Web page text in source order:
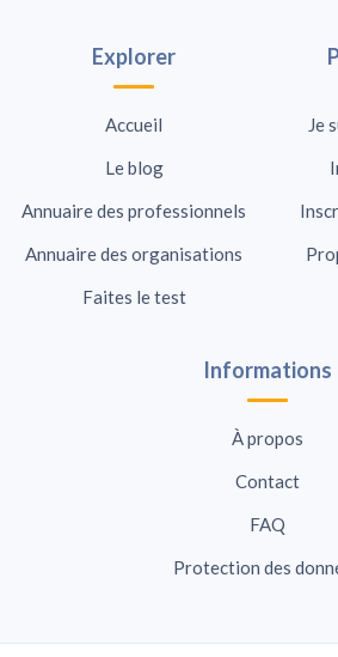
Explorer
Accueil
Le blog
Annuaire des professionnels
Annuaire des organisations
Faites le test
Je
Informations
À propos
Contact
FAQ
Protection des